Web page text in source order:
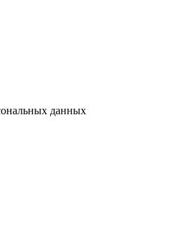
данных